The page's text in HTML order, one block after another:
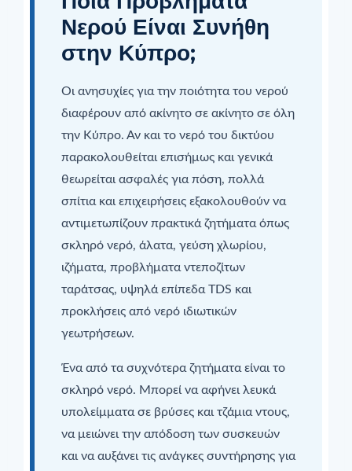
Νερού Είναι Συνήθη
στην Κύπρο;
Οι ανησυχίες για την ποιότητα του νερού
διαφέρουν από ακίνητο σε ακίνητο σε όλη
την Κύπρο. Αν και το νερό του δικτύου
παρακολουθείται επισήμως και γενικά
θεωρείται ασφαλές για πόση, πολλά
σπίτια και επιχειρήσεις εξακολουθούν να
αντιμετωπίζουν πρακτικά ζητήματα όπως
σκληρό νερό, άλατα, γεύση χλωρίου,
ιζήματα, προβλήματα ντεποζίτων
ταράτσας, υψηλά επίπεδα TDS και
προκλήσεις από νερό ιδιωτικών
γεωτρήσεων.
Ένα από τα συχνότερα ζητήματα είναι το
σκληρό νερό. Μπορεί να αφήνει λευκά
υπολείμματα σε βρύσες και τζάμια ντους,
να μειώνει την απόδοση των συσκευών
και να αυξάνει τις ανάγκες συντήρησης για